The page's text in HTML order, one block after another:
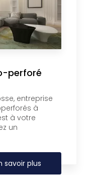
perforé
entreprise
à
à votre
un
savoir plus